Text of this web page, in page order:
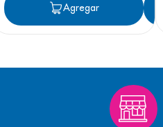
AgregarAgregar